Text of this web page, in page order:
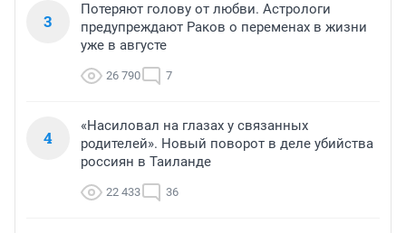
3
Потеряют голову от любви. Астрологи
предупреждают Раков о переменах в жизни
уже в августе
26 790 7
4
«Насиловал на глазах у связанных
родителей». Новый поворот в деле убийства
россиян в Таиланде
22 433 36